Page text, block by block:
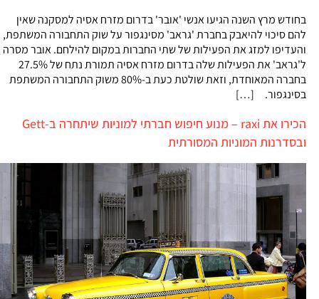
בחודש מרץ השנה הגיעו אנשי 'אובר' בדרום מזרח אסיה למסקנה שאין
להם סיכוי להיאבק בחברת 'גראב' מסינגפור על שוק התחבורה המשתפת,
והעדיפו למזג את הפעילות של שתי החברות במקום להילחם. אובר מסרה
ל'גראב' את הפעילות שלה בדרום מזרח אסיה תמורת נתח של 27.5%
בחברה המאוחדת, וזאת שולטת כעת ב-80% משוק התחבורה המשתפת
בסינגפור. […]
הכירו את raxi – מנוע חיפוש חברתי למוניות שיתחרה ב-Gett
ובסדרנות המוניות המסורתית